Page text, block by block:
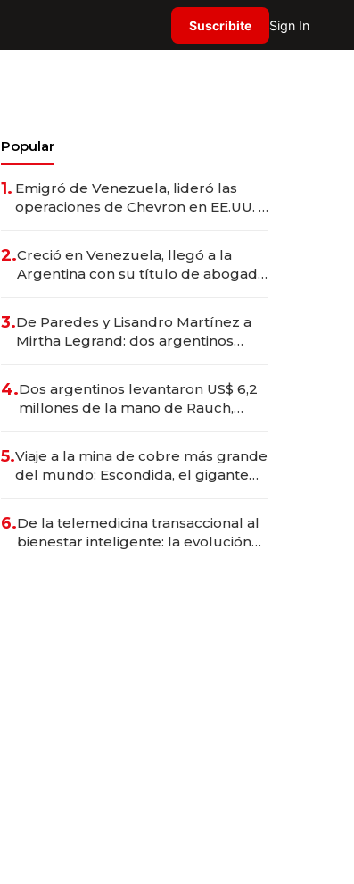
Suscribite Sign In
Popular
1. Emigró de Venezuela, lideró las
operaciones de Chevron en EE.UU. y
2.Creció en Venezuela, llegó a la
Argentina con su título de abogado
marcas "fast premium"
3.De Paredes y Lisandro Martínez a
Mirtha Legrand: dos argentinos
deportivo y el cuidado corporal
4.Dos argentinos levantaron US$ 6,2
millones de la mano de Rauch,
5.Viaje a la mina de cobre más grande
del mundo: Escondida, el gigante
6.De la telemedicina transaccional al
bienestar inteligente: la evolución